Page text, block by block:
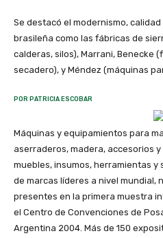
Se destacó el modernismo,
brasileña como las fábricas de
calderas, silos), Marrani, Benecke
secadero), y Méndez (máquinas
POR PATRICIA ESCOBAR
Máquinas y equipamientos para
aserraderos, madera, accesorios
muebles, insumos, herramientas
de marcas líderes a nivel mundial,
presentes en la primera muestra
el Centro de Convenciones de
Argentina 2004. Más de 150